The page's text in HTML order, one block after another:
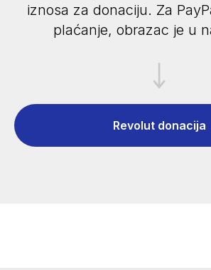
iznosa za donaciju. Za
plaćanje, obrazac je u
Revolut donacija